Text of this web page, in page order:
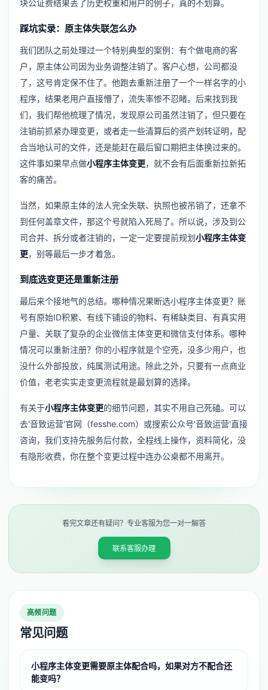
块公证费结果丢了历史权重和用户的例子，真的不划算。
踩坑实录：原主体失联怎么办
我们团队之前处理过一个特别典型的案例：有个做电商的客
户，原主体公司因为业务调整注销了。客户心想，公司都没
了，这号肯定保不住了。他跑去重新注册了一个一样名字的小
程序，结果老用户直接懵了，流失率惨不忍睹。后来找到我
们，我们帮他梳理了情况，发现原公司虽然注销了，但只要在
注销前抓紧办理变更，或者走一些清算后的资产划转证明，配
合当地认可的文件，还是能赶在最后窗口期把主体换过来的。
这件事如果早点做小程序主体变更，就不会有后面重新拉新拓
客的痛苦。
当然，如果原主体的法人完全失联、执照也被吊销了，还拿不
到任何盖章文件，那这个号就陷入死局了。所以说，涉及到公
司合并、拆分或者注销的，一定一定要提前规划小程序主体变
更，别等最后一步才着急。
到底选变更还是重新注册
最后来个接地气的总结。哪种情况果断选小程序主体变更？账
号有原始ID积累、有线下铺设的物料、有稀缺类目、有真实用
户量、关联了复杂的企业微信主体变更和微信支付体系。哪种
情况可以重新注册？你的小程序就是个空壳，没多少用户，也
没什么外部投放，纯属测试用途。除此之外，只要有一点商业
价值，老老实实走变更流程就是最划算的选择。
有关于小程序主体变更的细节问题，其实不用自己死磕。可以
去'音致运营'官网（fesshe.com）或搜索公众号'音致运营'直接
咨询，我们支持先服务后付款，全程线上操作，资料简化，没
有隐形收费，你在整个变更过程中连办公桌都不用离开。
看完文章还有疑问？专业客服为您一对一解答
联系客服办理
高频问题
常见问题
小程序主体变更需要原主体配合吗，如果对方不配合还
能变吗？